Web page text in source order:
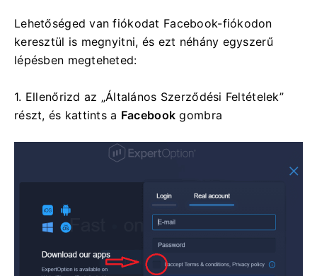
Lehetőséged van fiókodat Facebook-fiókodon
keresztül is megnyitni, és ezt néhány egyszerű
lépésben megteheted:
1. Ellenőrizd az „Általános Szerződési Feltételek”
részt, és kattints a Facebook gombra